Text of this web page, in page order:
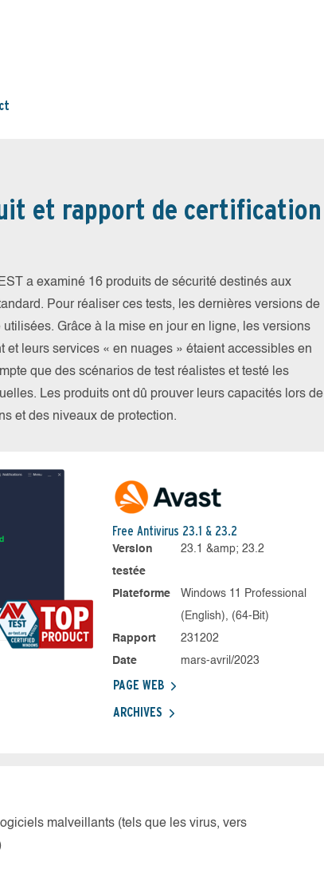
et rapport de certification
a examiné 16 produits de sécurité destinés aux
Pour réaliser ces tests, les dernières versions de
Grâce à la mise en jour en ligne, les versions
et leurs services « en nuages » étaient accessibles en
que des scénarios de test réalistes et testé les
Les produits ont dû prouver leurs capacités lors de
et des niveaux de protection.
Free Antivirus 23.1 & 23.2
Version
testée
23.1 &amp; 23.2
Plateforme
Windows 11 Professional
(English), (64-Bit)
Rapport
231202
Date
mars-avril/2023
PAGE WEB
ARCHIVES
malveillants (tels que les virus, vers